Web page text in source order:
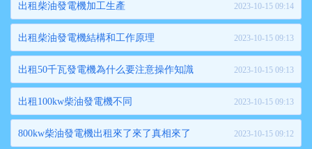
出租柴油發電機加工生產 2023-10-15 09:14
出租柴油發電機結構和工作原理 2023-10-15 09:13
出租50千瓦發電機為什么要注意操作知識 2023-10-15 09:13
出租100kw柴油發電機不同 2023-10-15 09:13
800kw柴油發電機出租來了來了真相來了 2023-10-15 09:12